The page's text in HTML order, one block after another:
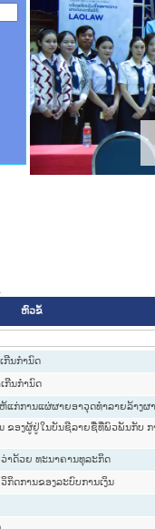
ເຜີຍແຜ່
ຫົວຂໍ້
ກີນກຳນົດ
ກີນກຳນົດ
ແກ່ການແຜ່ຜາຍອາວຸດທຳລາຍລ້າງຜ
ຂອງຜູ້ຢູ່ໃນບັນຊີລາຍຊື່ທີ່ພົວພັນກັບ
າດ້ວຍ ທະນາຄານທຸລະກິດ
ກິດການຂອງລະບົບການເງິນ